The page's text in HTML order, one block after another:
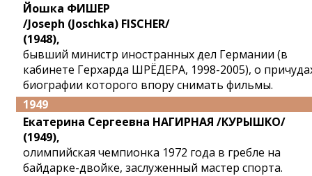
Йошка ФИШЕР
/Joseph (Joschka) FISCHER/
(1948),
бывший министр иностранных дел Германии (в
кабинете Герхарда ШРЁДЕРА, 1998-2005), о
биографии которого впору снимать фильмы.
1949
Екатерина Сергеевна НАГИРНАЯ /КУРЫШКО/
(1949),
олимпийская чемпионка 1972 года в гребле на
байдарке-двойке, заслуженный мастер спорта.